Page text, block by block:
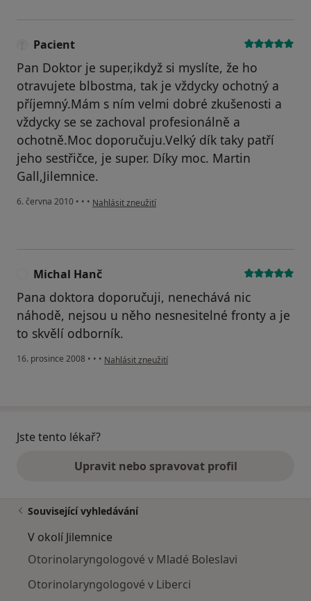
Pacient
Pan Doktor je super,ikdyž si myslíte, že ho
otravujete blbostma, tak je vždycky ochotný a
příjemný.Mám s ním velmi dobré zkušenosti a
vždycky se se zachoval profesionálně a
ochotně.Moc doporučuju.Velký dík taky patří
jeho sestřičce, je super. Díky moc. Martin
Gall,Jilemnice.
6. června 2010 • • • podle názoru uživatele Pacient
Nahlásit zneužití
Michal Hanč
Pana doktora doporučuji, nenechává nic
náhodě, nejsou u něho nesnesitelné fronty a je
to skvělí odborník.
16. prosince 2008 • • • podle názoru uživatele Michal Hanč
Nahlásit zneužití
Jste tento lékař?
Upravit nebo spravovat profil
Související vyhledávání
V okolí Jilemnice
Otorinolaryngologové v Mladé Boleslavi
Otorinolaryngologové v Liberci